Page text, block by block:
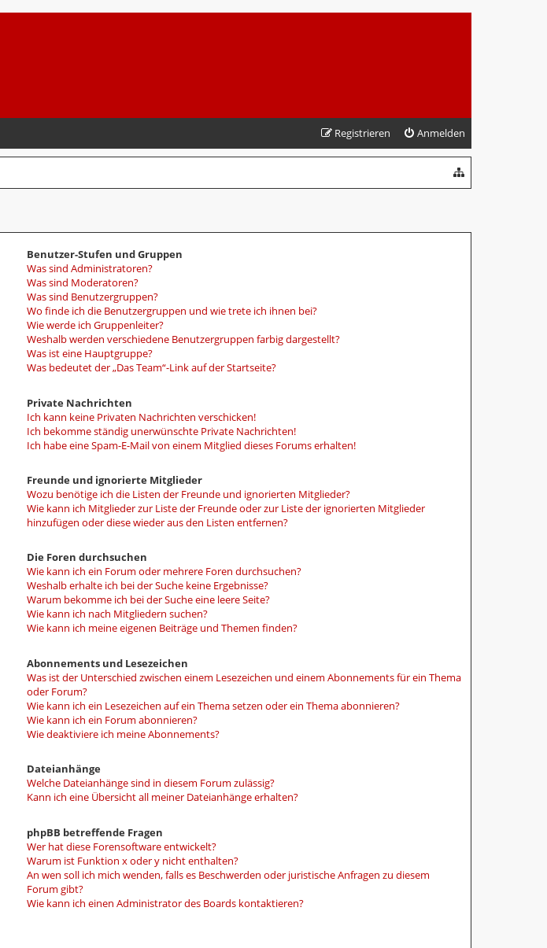
Anmelden
Registrieren
Benutzer-Stufen und Gruppen
Was sind Administratoren?
Was sind Moderatoren?
Was sind Benutzergruppen?
Wo finde ich die Benutzergruppen und wie trete ich ihnen bei?
Wie werde ich Gruppenleiter?
Weshalb werden verschiedene Benutzergruppen farbig dargestellt?
Was ist eine Hauptgruppe?
Was bedeutet der „Das Team“-Link auf der Startseite?
Private Nachrichten
Ich kann keine Privaten Nachrichten verschicken!
Ich bekomme ständig unerwünschte Private Nachrichten!
Ich habe eine Spam-E-Mail von einem Mitglied dieses Forums erhalten!
Freunde und ignorierte Mitglieder
Wozu benötige ich die Listen der Freunde und ignorierten Mitglieder?
Wie kann ich Mitglieder zur Liste der Freunde oder zur Liste der ignorierten Mitglieder
hinzufügen oder diese wieder aus den Listen entfernen?
Die Foren durchsuchen
Wie kann ich ein Forum oder mehrere Foren durchsuchen?
Weshalb erhalte ich bei der Suche keine Ergebnisse?
Warum bekomme ich bei der Suche eine leere Seite?
Wie kann ich nach Mitgliedern suchen?
Wie kann ich meine eigenen Beiträge und Themen finden?
Abonnements und Lesezeichen
Was ist der Unterschied zwischen einem Lesezeichen und einem Abonnements für ein Thema
oder Forum?
Wie kann ich ein Lesezeichen auf ein Thema setzen oder ein Thema abonnieren?
Wie kann ich ein Forum abonnieren?
Wie deaktiviere ich meine Abonnements?
Dateianhänge
Welche Dateianhänge sind in diesem Forum zulässig?
Kann ich eine Übersicht all meiner Dateianhänge erhalten?
phpBB betreffende Fragen
Wer hat diese Forensoftware entwickelt?
Warum ist Funktion x oder y nicht enthalten?
An wen soll ich mich wenden, falls es Beschwerden oder juristische Anfragen zu diesem
Forum gibt?
Wie kann ich einen Administrator des Boards kontaktieren?